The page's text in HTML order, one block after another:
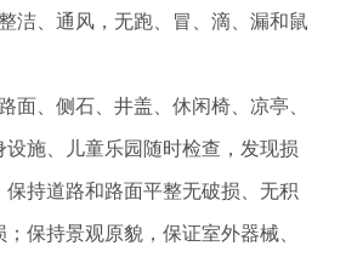
洁、通风，无跑、冒、滴、漏和鼠
面、侧石、井盖、休闲椅、凉亭、
施、儿童乐园随时检查，发现损
持道路和路面平整无破损、无积
保持景观原貌，保证室外器械、